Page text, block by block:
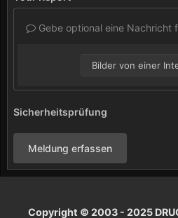
Gebe optional eine Nachricht
Bilder von einer
Sicherheitsprüfung
Meldung erfassen
Copyright © 2003 - 2025